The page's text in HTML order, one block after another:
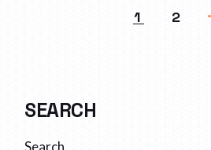
PAGINACIÓN
1 2
SEARCH
Search